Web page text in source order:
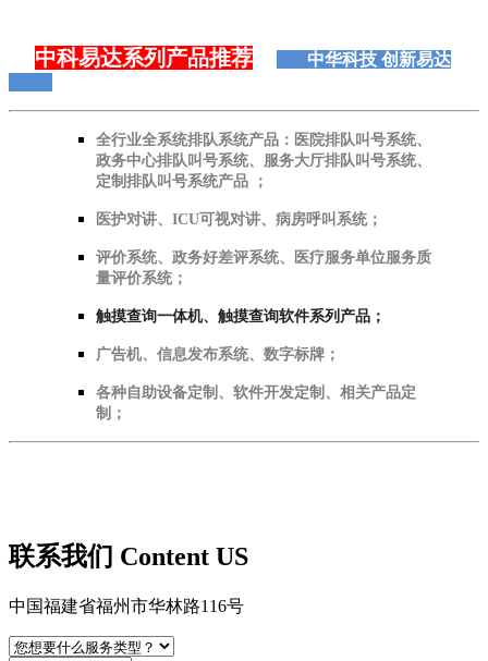
中科易达系列产品推荐 中华科技 创新易达
全行业全系统排队系统产品：医院排队叫号系统、
政务中心排队叫号系统、服务大厅排队叫号系统、
定制排队叫号系统产品 ；
医护对讲、ICU可视对讲、病房呼叫系统；
评价系统、政务好差评系统、医疗服务单位服务质
量评价系统；
触摸查询一体机、触摸查询软件系列产品；
广告机、信息发布系统、数字标牌；
各种自助设备定制、软件开发定制、相关产品定
制；
联系我们 Content US
中国福建省福州市华林路116号